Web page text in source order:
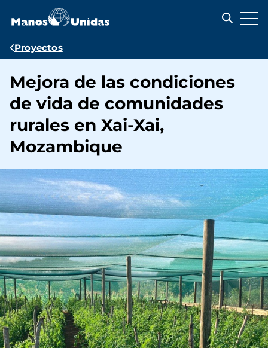
contenido
Ruta
navegación
Proyectos
Mejora de las condiciones
de vida de comunidades
rurales en Xai-Xai,
Mozambique